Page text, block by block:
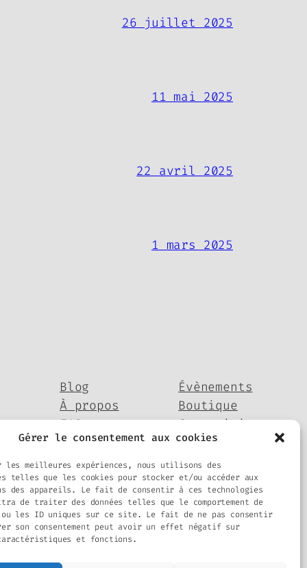
Gérer le consentement aux cookies
meilleures expériences, nous utilisons des
telles que les cookies pour stocker et/ou accéder aux
des appareils. Le fait de consentir à ces technologies
de traiter des données telles que le comportement de
ou les ID uniques sur ce site. Le fait de ne pas consentir
son consentement peut avoir un effet négatif sur
et fonctions.
26 juillet 2025
11 mai 2025
22 avril 2025
1 mars 2025
Blog
À propos
FAQ
Auteurs/autrices
Évènements
Boutique
Compositions
Thèmes